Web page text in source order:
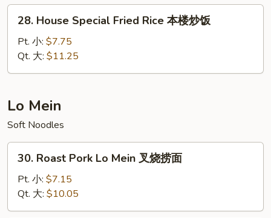
炒
House
Special
Fried
Rice
楼
炒
饭
28. House Special Fried Rice 本楼炒饭
Pt. 小: $7.75
Qt. 大: $11.25
Lo Mein
Soft Noodles
Roast
Pork
Lo
Mein
30. Roast Pork Lo Mein 叉烧捞面
Pt. 小: $7.15
Qt. 大: $10.05